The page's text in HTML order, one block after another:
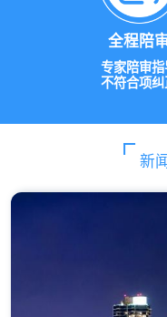
全程陪
专家陪审指
不符合项纠
新